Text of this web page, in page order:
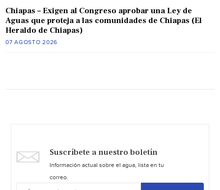
Chiapas – Exigen al Congreso aprobar una Ley de
Aguas que proteja a las comunidades de Chiapas (El
Heraldo de Chiapas)
07 AGOSTO 2026
Suscríbete a nuestro boletín
Información actual sobre el agua, lista en tu
correo.